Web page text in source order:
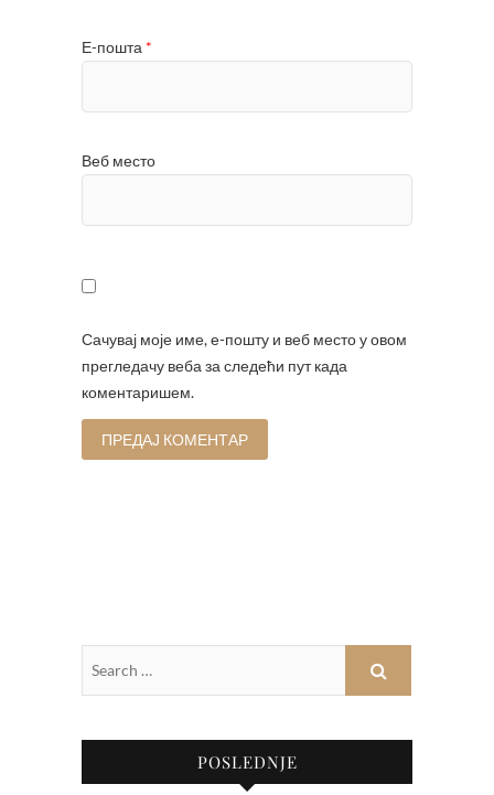
Е-пошта *
Веб место
Сачувај моје име, е-пошту и веб место у овом
прегледачу веба за следећи пут када
коментаришем.
POSLEDNJE